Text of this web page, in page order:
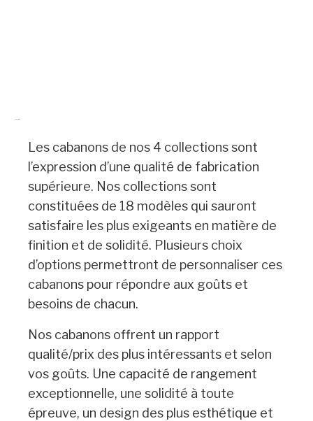
Les cabanons de nos 4 collections sont
l’expression d’une qualité de fabrication
supérieure. Nos collections sont
constituées de 18 modèles qui sauront
satisfaire les plus exigeants en matière de
finition et de solidité. Plusieurs choix
d’options permettront de personnaliser ces
cabanons pour répondre aux goûts et
besoins de chacun.
Nos cabanons offrent un rapport
qualité/prix des plus intéressants et selon
vos goûts. Une capacité de rangement
exceptionnelle, une solidité à toute
épreuve, un design des plus esthétique et